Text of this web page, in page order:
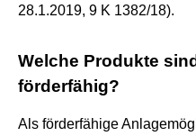
28.1.2019, 9 K 1382/18).
Welche Produkte
förderfähig?
Als förderfähige